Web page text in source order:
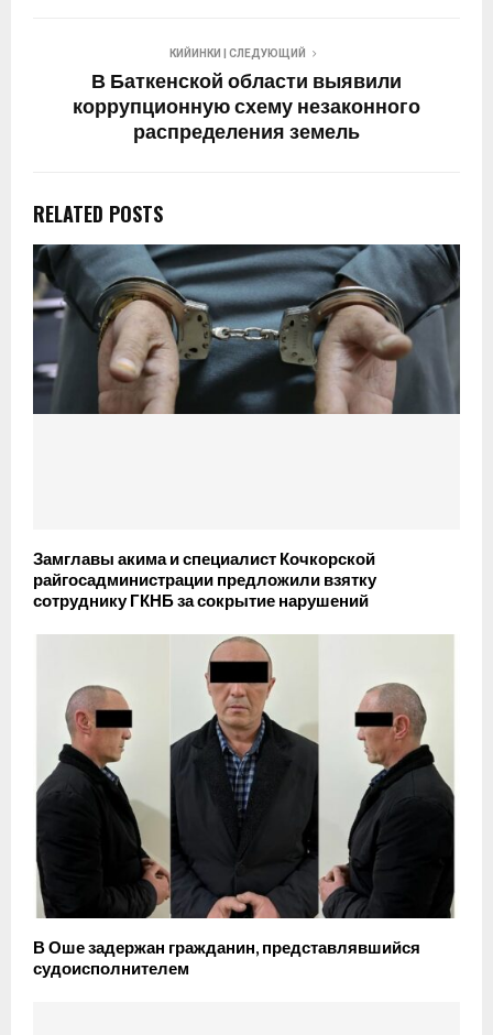
КИЙИНКИ | СЛЕДУЮЩИЙ
В Баткенской области выявили
коррупционную схему незаконного
распределения земель
RELATED POSTS
Замглавы акима и специалист Кочкорской
райгосадминистрации предложили взятку
сотруднику ГКНБ за сокрытие нарушений
В Оше задержан гражданин, представлявшийся
судоисполнителем